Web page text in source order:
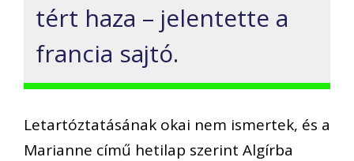
tért haza – jelentette a
francia sajtó.
Letartóztatásának okai nem ismertek, és a
Marianne című hetilap szerint Algírba